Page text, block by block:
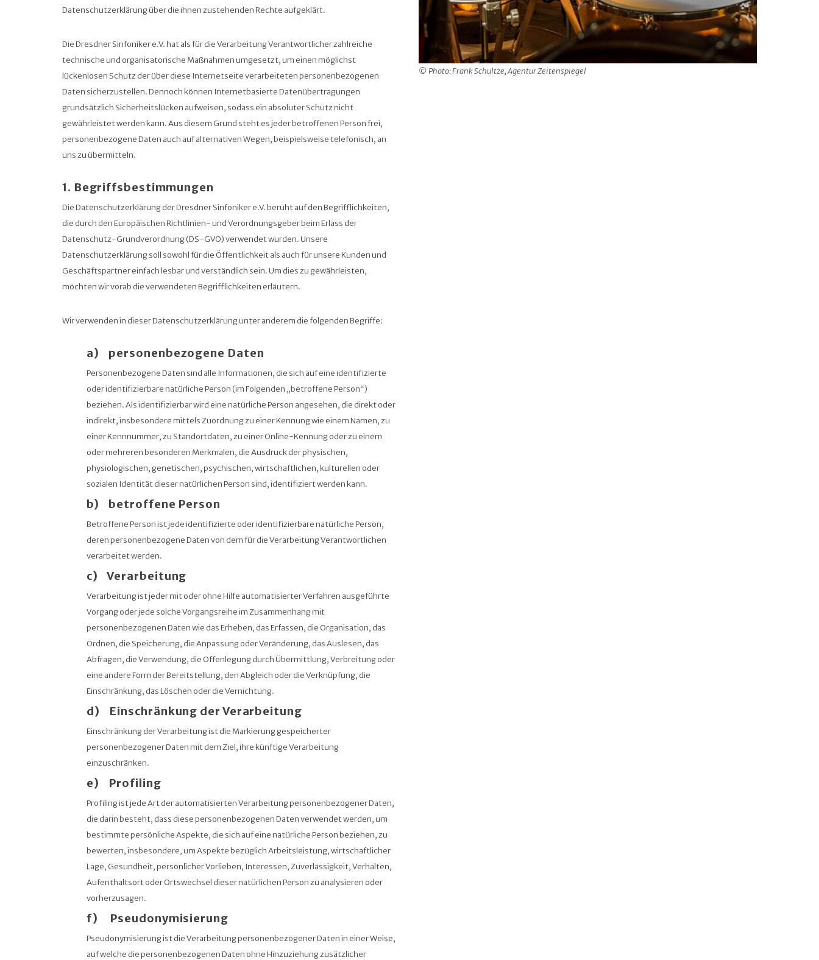
Datenschutzerklärung über die ihnen zustehenden Rechte aufgeklärt.
Die Dresdner Sinfoniker e.V. hat als für die Verarbeitung Verantwortlicher zahlreiche
technische und organisatorische Maßnahmen umgesetzt, um einen möglichst
lückenlosen Schutz der über diese Internetseite verarbeiteten personenbezogenen
Daten sicherzustellen. Dennoch können Internetbasierte Datenübertragungen
grundsätzlich Sicherheitslücken aufweisen, sodass ein absoluter Schutz nicht
gewährleistet werden kann. Aus diesem Grund steht es jeder betroffenen Person frei,
personenbezogene Daten auch auf alternativen Wegen, beispielsweise telefonisch, an
uns zu übermitteln.
1. Begriffsbestimmungen
Die Datenschutzerklärung der Dresdner Sinfoniker e.V. beruht auf den Begrifflichkeiten,
die durch den Europäischen Richtlinien- und Verordnungsgeber beim Erlass der
Datenschutz-Grundverordnung (DS-GVO) verwendet wurden. Unsere
Datenschutzerklärung soll sowohl für die Öffentlichkeit als auch für unsere Kunden und
Geschäftspartner einfach lesbar und verständlich sein. Um dies zu gewährleisten,
möchten wir vorab die verwendeten Begrifflichkeiten erläutern.
Wir verwenden in dieser Datenschutzerklärung unter anderem die folgenden Begriffe:
a) personenbezogene Daten
Personenbezogene Daten sind alle Informationen, die sich auf eine identifizierte
oder identifizierbare natürliche Person (im Folgenden „betroffene Person“)
beziehen. Als identifizierbar wird eine natürliche Person angesehen, die direkt oder
indirekt, insbesondere mittels Zuordnung zu einer Kennung wie einem Namen, zu
einer Kennnummer, zu Standortdaten, zu einer Online-Kennung oder zu einem
oder mehreren besonderen Merkmalen, die Ausdruck der physischen,
physiologischen, genetischen, psychischen, wirtschaftlichen, kulturellen oder
sozialen Identität dieser natürlichen Person sind, identifiziert werden kann.
b) betroffene Person
Betroffene Person ist jede identifizierte oder identifizierbare natürliche Person,
deren personenbezogene Daten von dem für die Verarbeitung Verantwortlichen
verarbeitet werden.
c) Verarbeitung
Verarbeitung ist jeder mit oder ohne Hilfe automatisierter Verfahren ausgeführte
Vorgang oder jede solche Vorgangsreihe im Zusammenhang mit
personenbezogenen Daten wie das Erheben, das Erfassen, die Organisation, das
Ordnen, die Speicherung, die Anpassung oder Veränderung, das Auslesen, das
Abfragen, die Verwendung, die Offenlegung durch Übermittlung, Verbreitung oder
eine andere Form der Bereitstellung, den Abgleich oder die Verknüpfung, die
Einschränkung, das Löschen oder die Vernichtung.
d) Einschränkung der Verarbeitung
Einschränkung der Verarbeitung ist die Markierung gespeicherter
personenbezogener Daten mit dem Ziel, ihre künftige Verarbeitung
einzuschränken.
e) Profiling
Profiling ist jede Art der automatisierten Verarbeitung personenbezogener Daten,
die darin besteht, dass diese personenbezogenen Daten verwendet werden, um
bestimmte persönliche Aspekte, die sich auf eine natürliche Person beziehen, zu
bewerten, insbesondere, um Aspekte bezüglich Arbeitsleistung, wirtschaftlicher
Lage, Gesundheit, persönlicher Vorlieben, Interessen, Zuverlässigkeit, Verhalten,
Aufenthaltsort oder Ortswechsel dieser natürlichen Person zu analysieren oder
vorherzusagen.
f) Pseudonymisierung
Pseudonymisierung ist die Verarbeitung personenbezogener Daten in einer Weise,
auf welche die personenbezogenen Daten ohne Hinzuziehung zusätzlicher
© Photo: Frank Schultze, Agentur Zeitenspiegel